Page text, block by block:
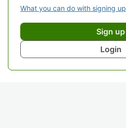
What you can do with signing up
Sign up
Login